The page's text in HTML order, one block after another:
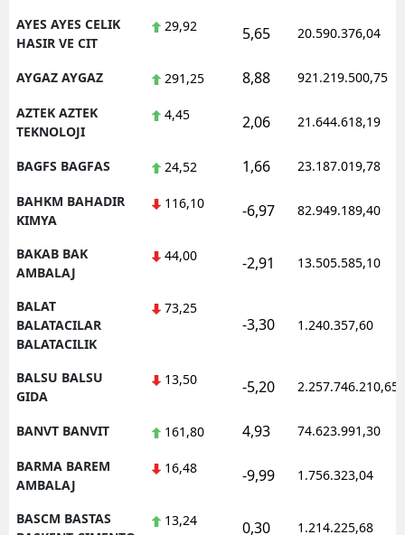
AYES AYES CELIK
HASIR VE CIT
29,92 5,65 20.590.376,04
AYGAZ AYGAZ 291,25 8,88 921.219.500,75
AZTEK AZTEK
TEKNOLOJI
4,45 2,06 21.644.618,19
BAGFS BAGFAS 24,52 1,66 23.187.019,78
BAHKM BAHADIR
KIMYA
116,10 -6,97 82.949.189,40
BAKAB BAK
AMBALAJ
44,00 -2,91 13.505.585,10
BALAT
BALATACILAR
BALATACILIK
73,25
-3,30 1.240.357,60
BALSU BALSU
GIDA
13,50 -5,20 2.257.746.210,65
BANVT BANVIT 161,80 4,93 74.623.991,30
BARMA BAREM
AMBALAJ
16,48 -9,99 1.756.323,04
BASCM BASTAS
13,24 0,30 1.214.225,68